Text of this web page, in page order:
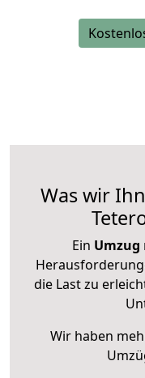
Was wir
Ein Umzug
die Last zu
Wir haben